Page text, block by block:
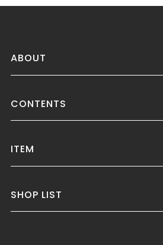
ABOUT
CONTENTS
ITEM
SHOP LIST